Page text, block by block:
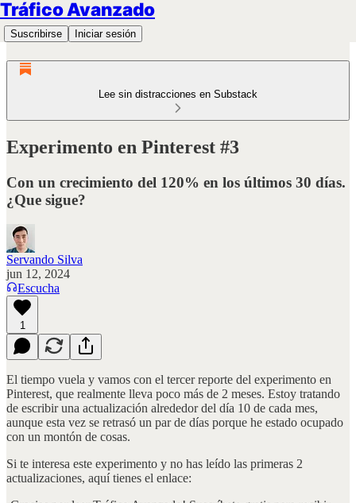
Tráfico Avanzado
Suscribirse Iniciar sesión
Lee sin distracciones en Substack
Experimento en Pinterest #3
Con un crecimiento del 120% en los últimos 30 días.
¿Que sigue?
Servando Silva
jun 12, 2024
Escucha
1
El tiempo vuela y vamos con el tercer reporte del experimento en
Pinterest, que realmente lleva poco más de 2 meses. Estoy tratando
de escribir una actualización alrededor del día 10 de cada mes,
aunque esta vez se retrasó un par de días porque he estado ocupado
con un montón de cosas.
Si te interesa este experimento y no has leído las primeras 2
actualizaciones, aquí tienes el enlace: